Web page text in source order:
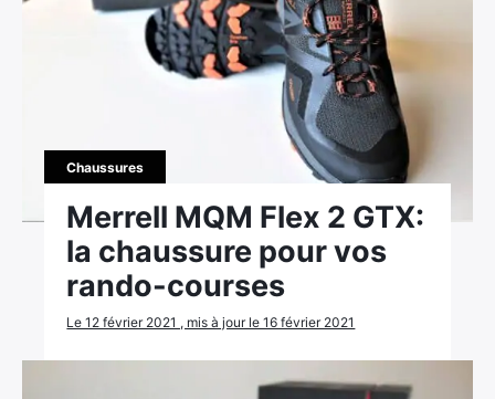
Chaussures
Merrell MQM Flex 2 GTX:
la chaussure pour vos
rando-courses
Le 12 février 2021 , mis à jour le 16 février 2021